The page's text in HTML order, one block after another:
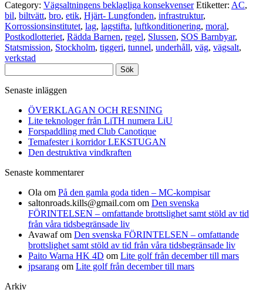
Category: Vägsaltningens beklagliga konsekvenser Etiketter: AC,
bil, biltvätt, bro, etik, Hjärt- Lungfonden, infrastruktur,
Korrossionsinstitutet, lag, lagstifta, luftkonditionering, moral,
Postkodlotteriet, Rädda Barnen, regel, Slussen, SOS Barnbyar,
Statsmission, Stockholm, tiggeri, tunnel, underhåll, väg, vägsalt,
verkstad
efter:
Senaste inläggen
ÖVERKLAGAN OCH RESNING
Lite teknologer från LiTH numera LiU
Forspaddling med Club Canotique
Temafester i korridor LEKSTUGAN
Den destruktiva vindkraften
Senaste kommentarer
Ola om På den gamla goda tiden – MC-kompisar
saltonroads.kills@gmail.com om Den svenska
FÖRINTELSEN – omfattande brottslighet samt stöld av tid
från våra tidsbegränsade liv
Avawafom Den svenska FÖRINTELSEN – omfattande
brottslighet samt stöld av tid från våra tidsbegränsade liv
Paito Warna HK 4D om Lite golf från december till mars
jpsarang om Lite golf från december till mars
Arkiv